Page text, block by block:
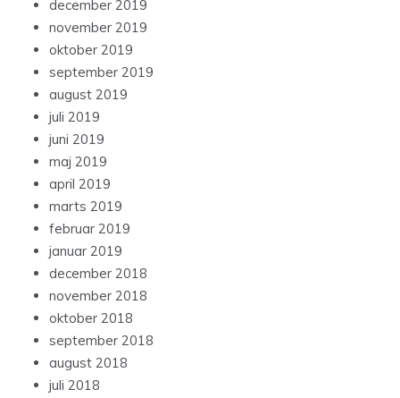
december 2019
november 2019
oktober 2019
september 2019
august 2019
juli 2019
juni 2019
maj 2019
april 2019
marts 2019
februar 2019
januar 2019
december 2018
november 2018
oktober 2018
september 2018
august 2018
juli 2018